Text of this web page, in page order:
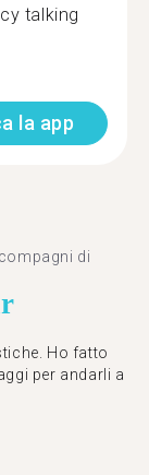
talking
la app
di
Ho fatto
per andarli a